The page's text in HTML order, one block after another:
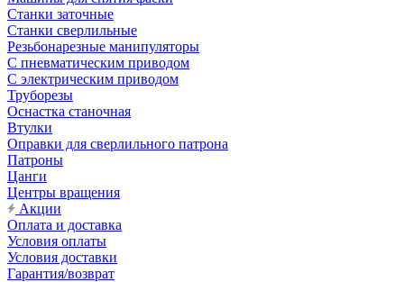
Станки заточные
Станки сверлильные
Резьбонарезные манипуляторы
С пневматическим приводом
С электрическим приводом
Труборезы
Оснастка станочная
Втулки
Оправки для сверлильного патрона
Патроны
Цанги
Центры вращения
Акции
Оплата и доставка
Условия оплаты
Условия доставки
Гарантия/возврат